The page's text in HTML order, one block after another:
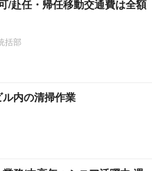
/赴任・帰任移動交通費は全額
括部
内の清掃作業